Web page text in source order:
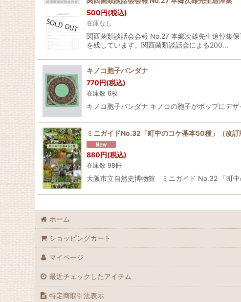
500円(税込)
在庫なし
関西菌類談話会会報 No.27 本郷次雄先生追悼集
を残しています。関西菌類談話会による200…
キノコ胞子バンダナ
770円(税込)
在庫数 6枚
キノコ胞子バンダナ キノコの胞子がポップにデ
ミニガイドNo.32「町中のコケ基本50種」（改訂
880円(税込)
在庫数 98冊
大阪市立自然史博物館 ミニガイド No.32 「
ホーム
ショッピングカート
マイページ
最近チェックしたアイテム
特定商取引法表示